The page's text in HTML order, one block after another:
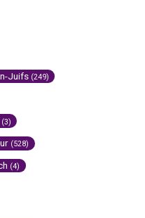
Juifs (249)
(3)
(528)
(4)